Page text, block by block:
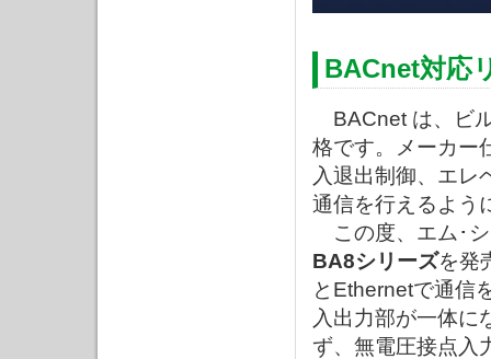
BACnet対応
BACnet は、ビ
格です。メーカー
入退出制御、エレ
通信を行えるよう
この度、エム･
BA8シリーズを発
とEthernetで通信
入出力部が一体に
ず、無電圧接点入